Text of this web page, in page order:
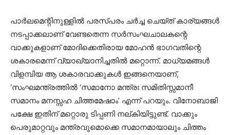
പാര്‍ലമെന്റിനുള്ളില്‍ പരസ്പരം ചര്‍ച്ച ചെയ്ത് കാര്യങ്ങള്‍
നടപ്പാക്കലാണ് വേണ്ടതെന്ന സര്‍സംഘചാലകന്റെ
വാക്കുകളാണ് മോദിക്കെതിരായ മോഹന്‍ ഭാഗവതിന്റെ
ശകാരമെന്ന് വ്യാഖ്യാനിച്ചതില്‍ മറ്റൊന്ന്. മാധ്യമങ്ങള്‍
വിളമ്പിയ ആ ശകാരവാക്കുകള്‍ ഇങ്ങനെയാണ്,
‘സംഘമന്ത്രത്തില്‍ ‘സമാനോ മന്ത്രഃ സമിതിസ്സമാനീ
സമാനം മനസ്സഹ ചിത്തമേഷാം’ എന്ന് പറയും. വിനോബാജി
പക്ഷേ ഇതിന് മറ്റൊരു ടിപ്പണി നല്കിയിട്ടുണ്ട്. വാക്കും
പെരുമാറ്റവും മന്ത്രവുമൊക്കെ സമാനമായാലും ചിത്തം